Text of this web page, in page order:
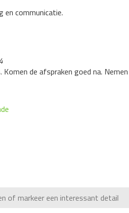
en communicatie.
Komen de afspraken goed na.